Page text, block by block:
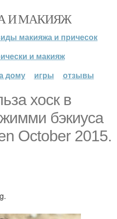
И МАКИЯЖ
макияжа и причесок
и макияж
дому
игры отзывы
хоск в
бэкиуса
October 2015.